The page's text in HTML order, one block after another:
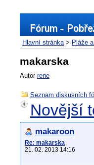
Hlavní stránka> Pláže
makarska
Autor rene
Seznam diskusních
Novější
makaroon
Re: makarska
21. 02. 2013 14:16